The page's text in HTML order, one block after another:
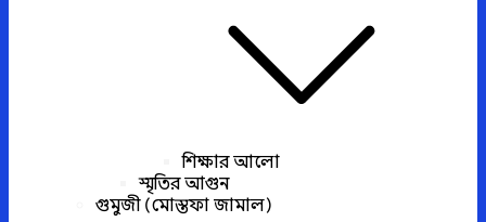
শিক্ষার আলো
স্মৃতির আগুন
গুমুজী (মোস্তফা জামাল)